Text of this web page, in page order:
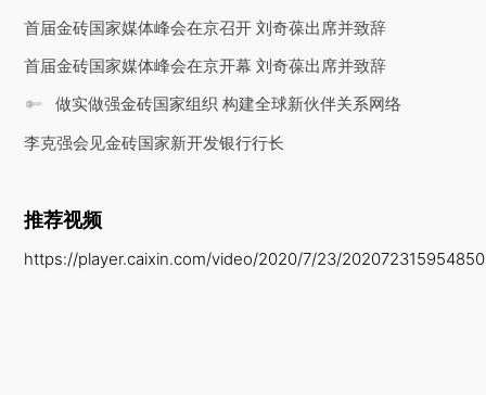
首届金砖国家媒体峰会在京召开 刘奇葆出席并致辞
首届金砖国家媒体峰会在京开幕 刘奇葆出席并致辞
做实做强金砖国家组织 构建全球新伙伴关系网络
李克强会见金砖国家新开发银行行长
推荐视频
https://player.caixin.com/video/2020/7/23/